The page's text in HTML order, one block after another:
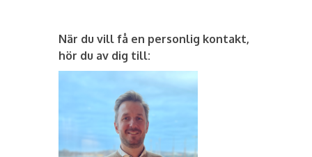
När du vill få en personlig kontakt,
hör du av dig till: